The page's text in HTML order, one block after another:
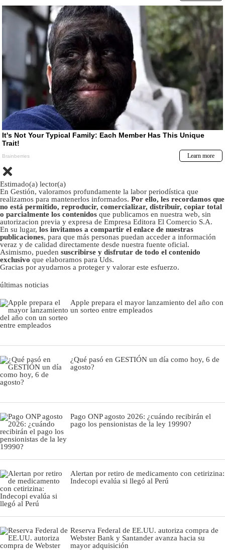
Estimado(a) lector(a)
En Gestión, valoramos profundamente la labor periodística que
realizamos para mantenerlos informados. Por ello, les recordamos que
no está permitido, reproducir, comercializar, distribuir, copiar total
o parcialmente los contenidos que publicamos en nuestra web, sin
autorizacion previa y expresa de Empresa Editora El Comercio S.A.
En su lugar, los invitamos a compartir el enlace de nuestras
publicaciones, para que más personas puedan acceder a información
veraz y de calidad directamente desde nuestra fuente oficial.
Asimismo, pueden suscribirse y disfrutar de todo el contenido
exclusivo que elaboramos para Uds.
Gracias por ayudarnos a proteger y valorar este esfuerzo.
últimas noticias
Apple prepara el mayor lanzamiento del año con
un sorteo entre empleados
¿Qué pasó en GESTIÓN un día como hoy, 6 de
agosto?
Pago ONP agosto 2026: ¿cuándo recibirán el
pago los pensionistas de la ley 19990?
Alertan por retiro de medicamento con cetirizina:
Indecopi evalúa si llegó al Perú
Reserva Federal de EE.UU. autoriza compra de
Webster Bank y Santander avanza hacia su
mayor adquisición